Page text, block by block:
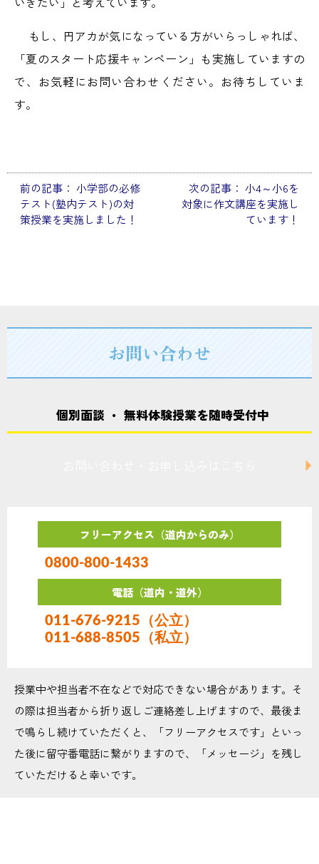
もし、円アカが気になっている方がいらっしゃれば、
「夏のスタート応援キャンペーン」も実施していますの
で、お気軽にお問い合わせください。お待ちしていま
す。
投
稿
ン
前の記事： 小学部の必修
テスト(塾内テスト)の対
策授業を実施しました！
次の記事： 小4～小6を
対象に作文講座を実施し
ています！
お問い合わせ
個別面談 ・ 無料体験授業を随時受付中
フリーアクセス（道内からのみ）
0800-800-1433
電話（道内・道外）
011-676-9215（公立）
011-688-8505（私立）
授業中や担当者不在などで対応できない場合があります。そ
の際は担当者から折り返しご連絡差し上げますので、最後ま
で鳴らし続けていただくと、「フリーアクセスです」といっ
た後に留守番電話に繋がりますので、「メッセージ」を残し
ていただけると幸いです。